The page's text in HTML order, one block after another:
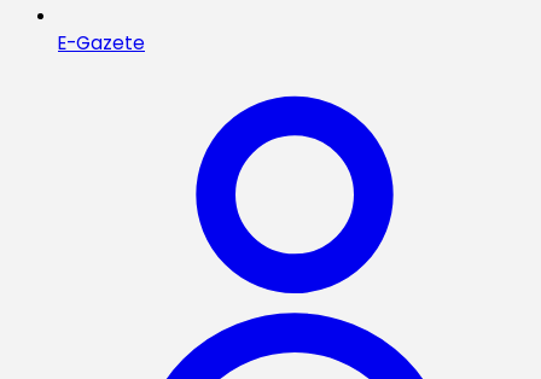
E-Gazete